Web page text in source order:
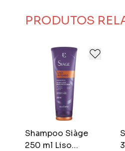
Eudora é ser
PRODUTOS
Shampoo Siàge
250 ml Liso